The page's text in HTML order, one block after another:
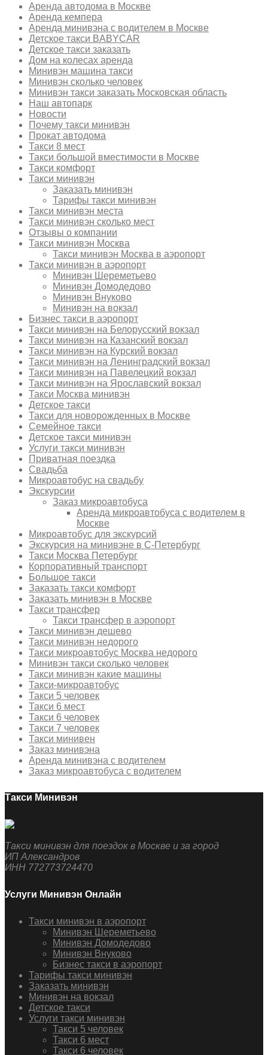
Аренда автодома в Москве
Аренда кемпера
Аренда минивэна с водителем в Москве
Детское такси BABYCAR
Детское такси заказать
Дом на колесах аренда
Минивэн машина такси
Минивэн сколько человек
Минивэн такси заказать Московская область
Наш автопарк
Новости
Почему такси минивэн
Прокат автодома
Такси 8 мест
Такси большой вместимости в Москве
Такси комфорт
Такси минивэн
Заказать минивэн
Тарифы такси минивэн
Такси минивэн места
Такси минивэн сколько мест
Отзывы о компании
Такси минивэн Москва
Такси минивэн Москва в аэропорт
Такси минивэн в аэропорт
Минивэн Шереметьево
Минивэн Домодедово
Минивэн Внуково
Минивэн на вокзал
Бизнес такси в аэропорт
Такси минивэн на Белорусский вокзал
Такси минивэн на Казанский вокзал
Такси минивэн на Курский вокзал
Такси минивэн на Ленинградский вокзал
Такси минивэн на Павелецкий вокзал
Такси минивэн на Ярославский вокзал
Такси Москва минивэн
Детское такси
Такси для новорожденных в Москве
Семейное такси
Детское такси минивэн
Услуги такси минивэн
Приватная поездка
Свадьба
Микроавтобус на свадьбу
Экскурсии
Заказ микроавтобуса
Аренда микроавтобуса с водителем в
Москве
Микроавтобус для экскурсий
Экскурсия на минивэне в С-Петербург
Такси Москва Петербург
Корпоративный транспорт
Большое такси
Заказать такси комфорт
Заказать минивэн в Москве
Такси трансфер
Такси трансфер в аэропорт
Такси минивэн дешево
Такси минивэн недорого
Такси микроавтобус Москва недорого
Минивэн такси сколько человек
Такси минивэн какие машины
Такси-микроавтобус
Такси 5 человек
Такси 6 мест
Такси 6 человек
Такси 7 человек
Такси минивен
Заказ минивэна
Аренда минивэна с водителем
Заказ микроавтобуса с водителем
Такси Минивэн
Такси минивэн для поездок в Москве и за город
ИП Александров
ИНН 772773724470
Услуги Минивэн Онлайн
Такси минивэн в аэропорт
Минивэн Шереметьево
Минивэн Домодедово
Минивэн Внуково
Бизнес такси в аэропорт
Тарифы такси минивэн
Заказать минивэн
Минивэн на вокзал
Детское такси
Услуги такси минивэн
Такси 5 человек
Такси 6 мест
Такси 6 человек